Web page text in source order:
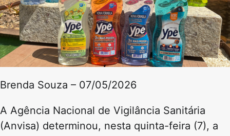
Brenda Souza – 07/05/2026
A Agência Nacional de Vigilância Sanitária
(Anvisa) determinou, nesta quinta-feira (7), a